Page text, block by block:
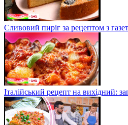
Сливовий пиріг за рецептом з
Італійський рецепт на вихідний: